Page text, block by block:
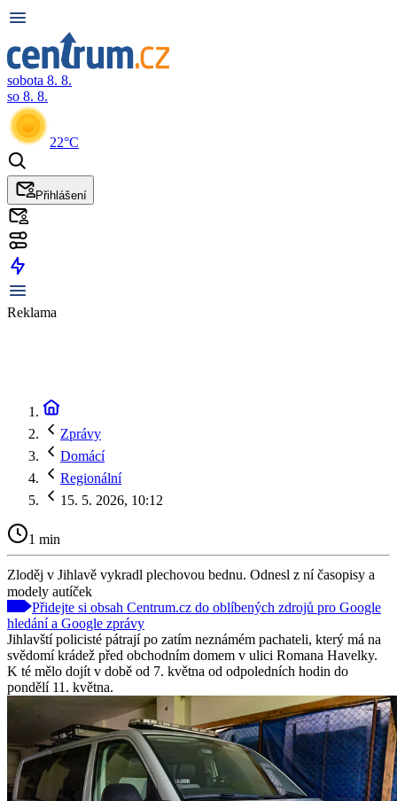
sobota 8. 8.
so 8. 8.
22°C
Přihlášení
Reklama
Zprávy
Domácí
Regionální
15. 5. 2026, 10:12
1 min
Zloděj v Jihlavě vykradl plechovou bednu. Odnesl z ní časopisy a
modely autíček
Přidejte si obsah Centrum.cz do oblíbených zdrojů pro Google
hledání a Google zprávy
Jihlavští policisté pátrají po zatím neznámém pachateli, který má na
svědomí krádež před obchodním domem v ulici Romana Havelky.
K té mělo dojít v době od 7. května od odpoledních hodin do
pondělí 11. května.